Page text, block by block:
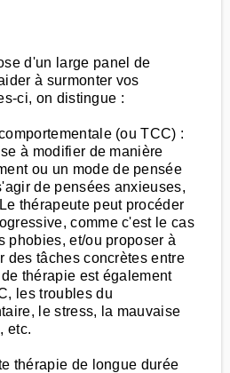
d'un large panel de
à surmonter vos
ci, on distingue :
(ou TCC) :
à modifier de manière
ou un mode de pensée
de pensées anxieuses,
thérapeute peut procéder
comme c'est le cas
phobies, et/ou proposer à
des tâches concrètes entre
thérapie est également
les troubles du
le stress, la mauvaise
etc.
thérapie de longue durée